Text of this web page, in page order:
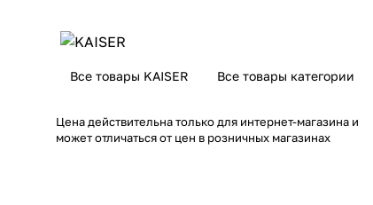
Все товары KAISER Все товары категории
Цена действительна только для интернет-магазина и
может отличаться от цен в розничных магазинах